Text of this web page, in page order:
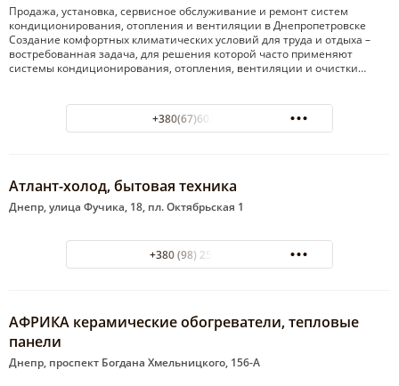
Продажа, установка, сервисное обслуживание и ремонт систем
кондиционирования, отопления и вентиляции в Днепропетровске
Создание комфортных климатических условий для труда и отдыха –
востребованная задача, для решения которой часто применяют
системы кондиционирования, отопления, вентиляции и очистки…
+380(67)601-11-95
Атлант-холод, бытовая техника
Днепр, улица Фучика, 18, пл. Октябрьская 1
+380 (98) 256-42-96
АФРИКА керамические обогреватели, тепловые
панели
Днепр, проспект Богдана Хмельницкого, 156-А